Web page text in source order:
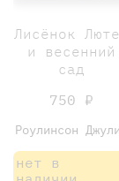
Лисёнок
и весенний
сад
750 ₽
Роулинсон
нет в